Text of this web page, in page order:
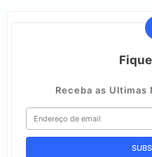
Receba as